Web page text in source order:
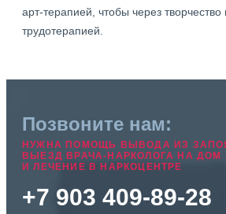
арт-терапией, чтобы через творчество
трудотерапией.
Позвоните нам:
НУЖНА ПОМОЩЬ ВЫВОДА ИЗ
ВЫЕЗД ВРАЧА-НАРКОЛОГА НА ДОМ
И ЛЕЧЕНИЕ В НАРКОЦЕНТРЕ
+7 903 409-89-28